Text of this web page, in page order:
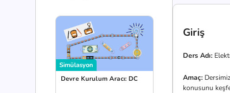
Simülasyon
Devre Kurulum Aracı: DC
Giriş
Ders Adı:
Amaç:
konusunu